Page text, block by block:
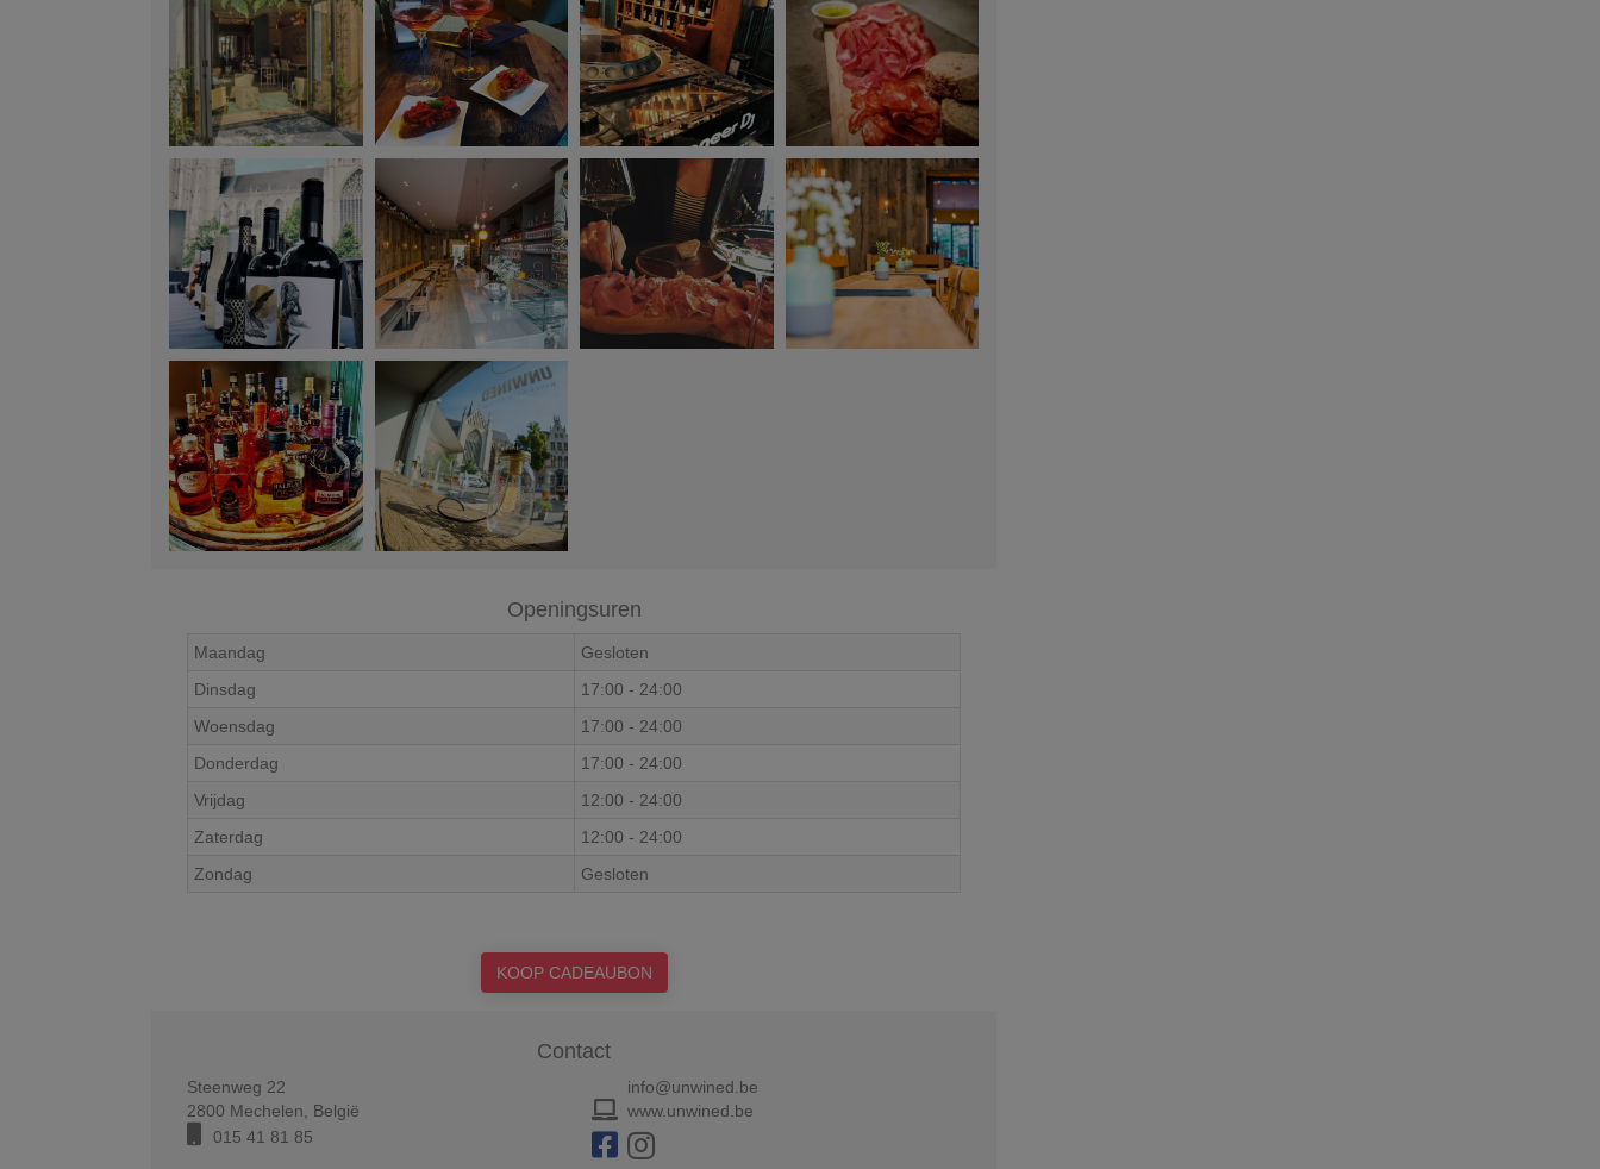
Openingsuren
Maandag
Gesloten
Dinsdag
17:00 - 24:00
Woensdag
17:00 - 24:00
Donderdag
17:00 - 24:00
Vrijdag
12:00 - 24:00
Zaterdag
12:00 - 24:00
Zondag
Gesloten
KOOP CADEAUBON
Contact
Steenweg 22
2800 Mechelen
België
015 41 81 85
info@unwined.be
www.unwined.be